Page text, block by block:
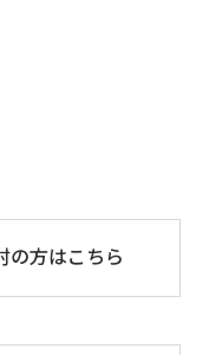
の方はこちら